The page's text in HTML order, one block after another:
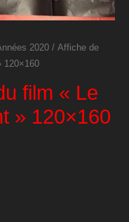
2020 / Affiche de
120×160
film « Le
» 120×160